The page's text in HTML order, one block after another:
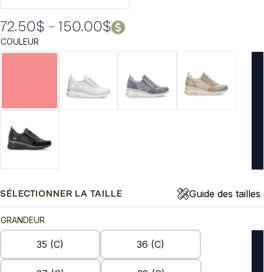
72.50$ – 150.00$
Plage
de
à
150.00$
COULEUR
SÉLECTIONNER LA TAILLE Guide des tailles
GRANDEUR
35 (C) 36 (C)